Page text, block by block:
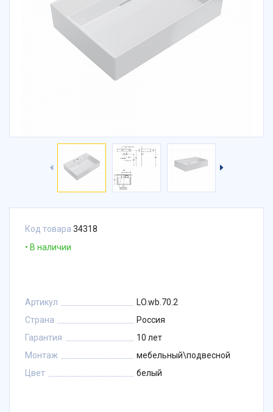
Код товара 34318
В наличии
Артикул
LO.wb.70.2
Страна
Россия
Гарантия
10 лет
Монтаж
мебельный\подвесной
Цвет
белый